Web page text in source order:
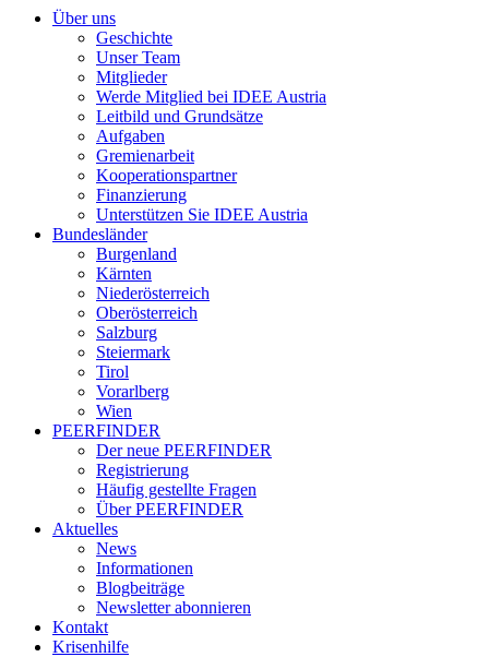
Über uns
Geschichte
Unser Team
Mitglieder
Werde Mitglied bei IDEE Austria
Leitbild und Grundsätze
Aufgaben
Gremienarbeit
Kooperationspartner
Finanzierung
Unterstützen Sie IDEE Austria
Bundesländer
Burgenland
Kärnten
Niederösterreich
Oberösterreich
Salzburg
Steiermark
Tirol
Vorarlberg
Wien
PEERFINDER
Der neue PEERFINDER
Registrierung
Häufig gestellte Fragen
Über PEERFINDER
Aktuelles
News
Informationen
Blogbeiträge
Newsletter abonnieren
Kontakt
Krisenhilfe